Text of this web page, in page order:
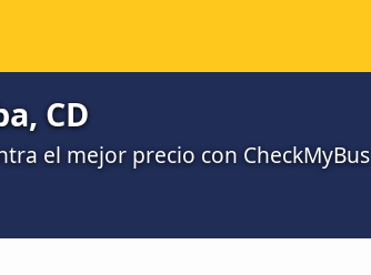
CD
el mejor precio con CheckMyBus